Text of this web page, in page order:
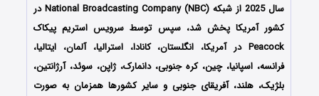
سال 2025 از شبکه National Broadcasting Company (NBC) در
کشور آمریکا پخش شد، سپس توسط سرویس استریم پیکاک
Peacock در آمریکا، انگلستان، کانادا، استرالیا، آلمان، ایتالیا،
فرانسه، اسپانیا، چین، کره جنوبی، دانمارک، ژاپن، سوئد، آرژانتین،
بلژیک، هلند، آفریقای جنوبی و سایر کشورها همزمان به صورت